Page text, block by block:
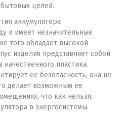
целей.
аккумулятора
и имеет незначительные
того обладает высокой
изделия представляет собой
пластика.
ее безопасность, она не
делает возможным ее
что как нельзя,
в энергосистемы.